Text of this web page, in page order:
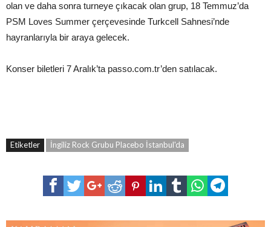
olan ve daha sonra turneye çıkacak olan grup, 18 Temmuz’da
PSM Loves Summer çerçevesinde Turkcell Sahnesi’nde
hayranlarıyla bir araya gelecek.
Konser biletleri 7 Aralık’ta passo.com.tr’den satılacak.
Etiketler İngiliz Rock Grubu Placebo İstanbul'da